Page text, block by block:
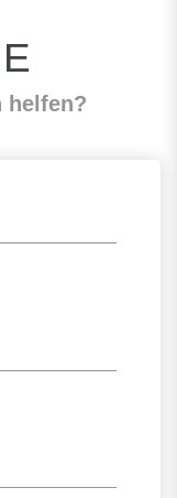
helfen?